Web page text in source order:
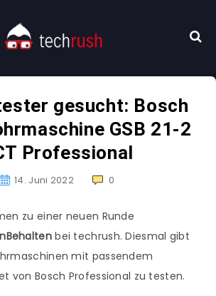
gesucht: Bosch
GSB 21-2
Professional
14. Juni 2022 0
zu einer neuen Runde
bei techrush. Diesmal gibt
mit passendem
von Bosch Professional zu testen.